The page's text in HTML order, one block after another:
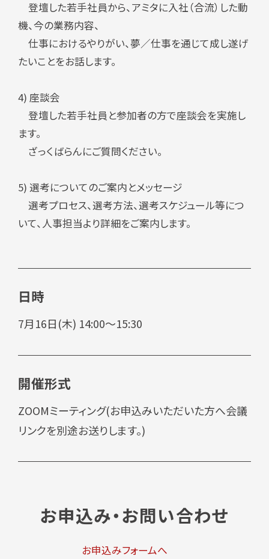
登壇した若手社員から、アミタに入社（合流）した動
機、今の業務内容、
仕事におけるやりがい、夢／仕事を通じて成し遂げ
たいことをお話します。
4) 座談会
登壇した若手社員と参加者の方で座談会を実施し
ます。
ざっくばらんにご質問ください。
5) 選考についてのご案内とメッセージ
選考プロセス、選考方法、選考スケジュール等につ
いて、人事担当より詳細をご案内します。
日時
7月16日(木) 14:00～15:30
開催形式
ZOOMミーティング(お申込みいただいた方へ会議
リンクを別途お送りします。)
お申込み・お問い合わせ
お申込みフォームへ